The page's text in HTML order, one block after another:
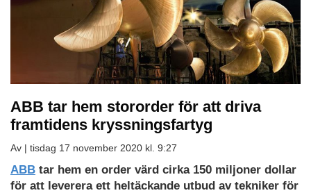
ABB tar hem stororder för att driva
framtidens kryssningsfartyg
Av | tisdag 17 november 2020 kl. 9:27
ABB tar hem en order värd cirka 150 miljoner dollar
för att leverera ett heltäckande utbud av tekniker för